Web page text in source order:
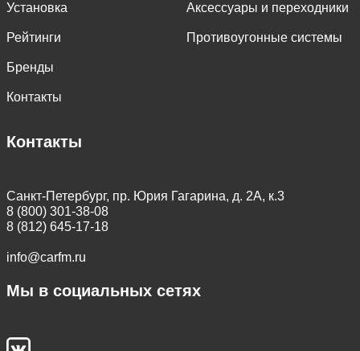
Установка
Рейтинги
Бренды
Контакты
Аксессуары и переходники
Противоугонные системы
Контакты
Санкт-Петербург, пр. Юрия Гагарина, д. 2А, к.3
8 (800) 301-38-08
8 (812) 645-17-18
info@carfm.ru
Мы в социальных сетях